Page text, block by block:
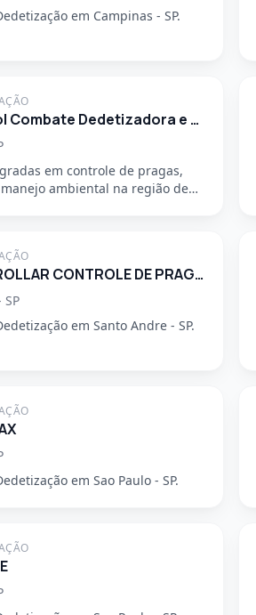
em Campinas - SP.
Control Combate Dedetizadora e Desentupidora
em controle de pragas,
ambiental na região de
CONTROLLAR CONTROLE DE PRAGAS URBANAS
em Santo Andre - SP.
em Sao Paulo - SP.